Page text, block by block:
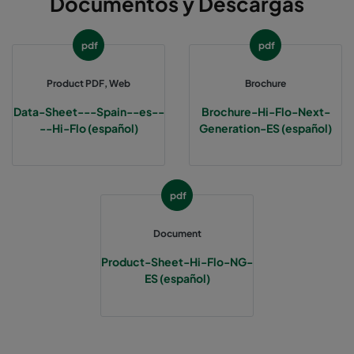
Hi-Flo A C5-33/370 ePM10 60% M5
Hi-Flo M M6 ePM2,5 50%
ePM2,5 50%
ePM2,5 50%
pdf
Product PDF, Web
Data-Sheet---Spain--es--
--Hi-Flo (español)
pdf
Brochure
Brochure-Hi-Flo-Next-
Generation-ES (español)
pdf
Document
Product-Sheet-Hi-Flo-NG-
ES (español)